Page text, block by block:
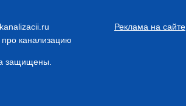
про канализацию
Реклама на сайте
защищены.